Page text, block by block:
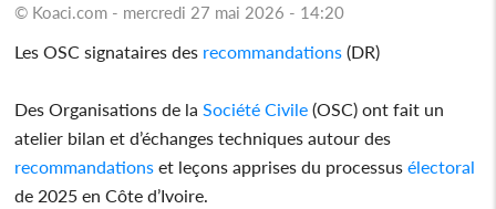
© Koaci.com - mercredi 27 mai 2026 - 14:20
Les OSC signataires des recommandations (DR)
Des Organisations de la Société Civile (OSC) ont fait un
atelier bilan et d’échanges techniques autour des
recommandations et leçons apprises du processusélectoral
de 2025 en Côte d’Ivoire.